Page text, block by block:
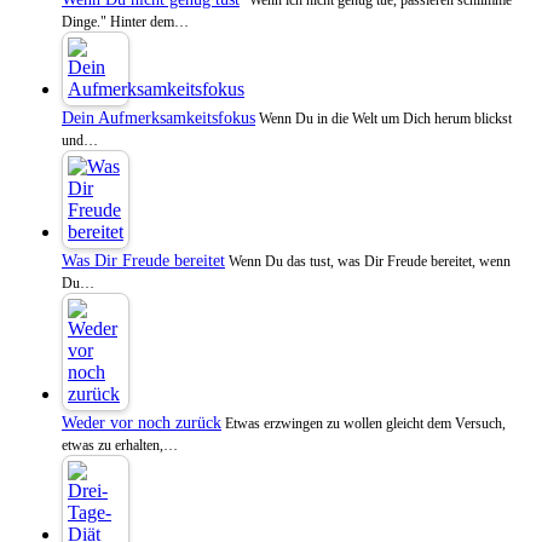
Dinge." Hinter dem…
Dein Aufmerksamkeitsfokus Wenn Du in die Welt um Dich herum blickst
und…
Was Dir Freude bereitet Wenn Du das tust, was Dir Freude bereitet, wenn
Du…
Weder vor noch zurück Etwas erzwingen zu wollen gleicht dem Versuch,
etwas zu erhalten,…